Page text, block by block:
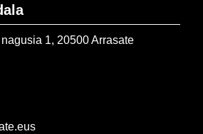
1, 20500 Arrasate